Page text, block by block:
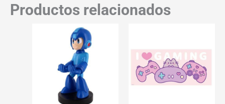
Productos relacionados